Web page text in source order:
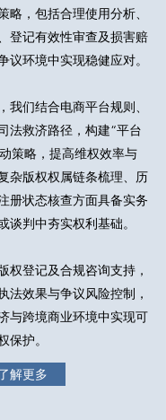
略，包括合理使用分析、
登记有效性审查及损害赔
议环境中实现稳健应对。
我们结合电商平台规则、
法救济路径，构建“平台
策略，提高维权效率与
杂版权权属链条梳理、历
册状态核查方面具备实务
谈判中夯实权利基础。
权登记及合规咨询支持，
法效果与争议风险控制，
与跨境商业环境中实现可
保护。
解更多